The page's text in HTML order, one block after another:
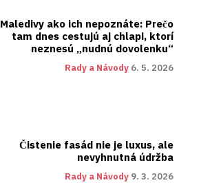
Maledivy ako ich nepoznáte: Prečo
tam dnes cestujú aj chlapi, ktorí
neznesú „nudnú dovolenku“
Rady a Návody 6. 5. 2026
Čistenie fasád nie je luxus, ale
nevyhnutná údržba
Rady a Návody 9. 3. 2026